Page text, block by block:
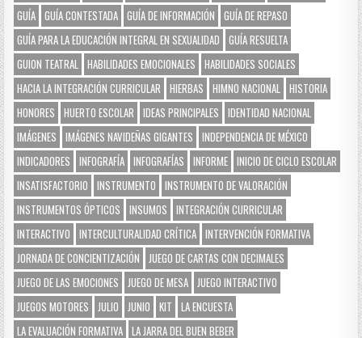
GUÍA GUÍA CONTESTADA GUÍA DE INFORMACIÓN
GUÍA DE REPASO
GUÍA PARA LA EDUCACIÓN INTEGRAL EN SEXUALIDAD
GUÍA RESUELTA
GUION TEATRAL
HABILIDADES EMOCIONALES
HABILIDADES SOCIALES
HACIA LA INTEGRACIÓN CURRICULAR
HIERBAS HIMNO NACIONAL
HISTORIA
HONORES
HUERTO ESCOLAR IDEAS PRINCIPALES
IDENTIDAD NACIONAL
IMÁGENES
IMÁGENES NAVIDEÑAS GIGANTES
INDEPENDENCIA DE MÉXICO
INDICADORES
INFOGRAFÍA INFOGRAFÍAS INFORME INICIO DE CICLO ESCOLAR
INSATISFACTORIO
INSTRUMENTO
INSTRUMENTO DE VALORACIÓN
INSTRUMENTOS ÓPTICOS
INSUMOS
INTEGRACIÓN CURRICULAR
INTERACTIVO
INTERCULTURALIDAD CRÍTICA INTERVENCIÓN FORMATIVA
JORNADA DE CONCIENTIZACIÓN
JUEGO DE CARTAS CON DECIMALES
JUEGO DE LAS EMOCIONES
JUEGO DE MESA JUEGO INTERACTIVO
JUEGOS MOTORES
JULIO JUNIO KIT
LA ENCUESTA
LA EVALUACIÓN FORMATIVA LA JARRA DEL BUEN BEBER